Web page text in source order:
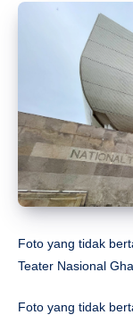
Foto yang tidak
Teater Nasional
Foto yang tidak